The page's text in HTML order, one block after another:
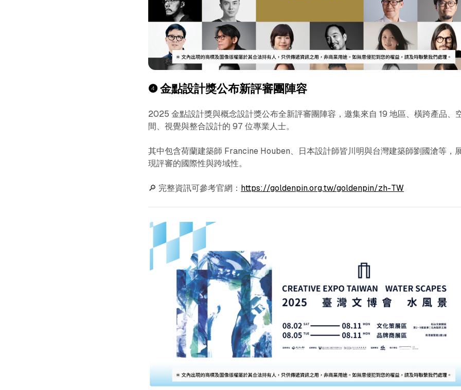
❹金點設計獎公布新評審團陣容
2025 金點設計獎與概念設計獎公布全新評審團陣容，邀集來自 19 地區、橫跨產品、
間、視覺與整合設計的 97 位專業人士。
其中包含荷蘭建築師 Francine Houben、日本設計師皆川明與台灣建築師劉國滄等，
現評審的國際性與跨域性。
🔎 完整資訊可參考官網： https://goldenpin.org.tw/goldenpin/zh-TW